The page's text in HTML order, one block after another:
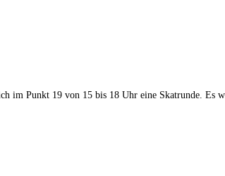
im Punkt 19 von 15 bis 18 Uhr eine Skatrunde. Es